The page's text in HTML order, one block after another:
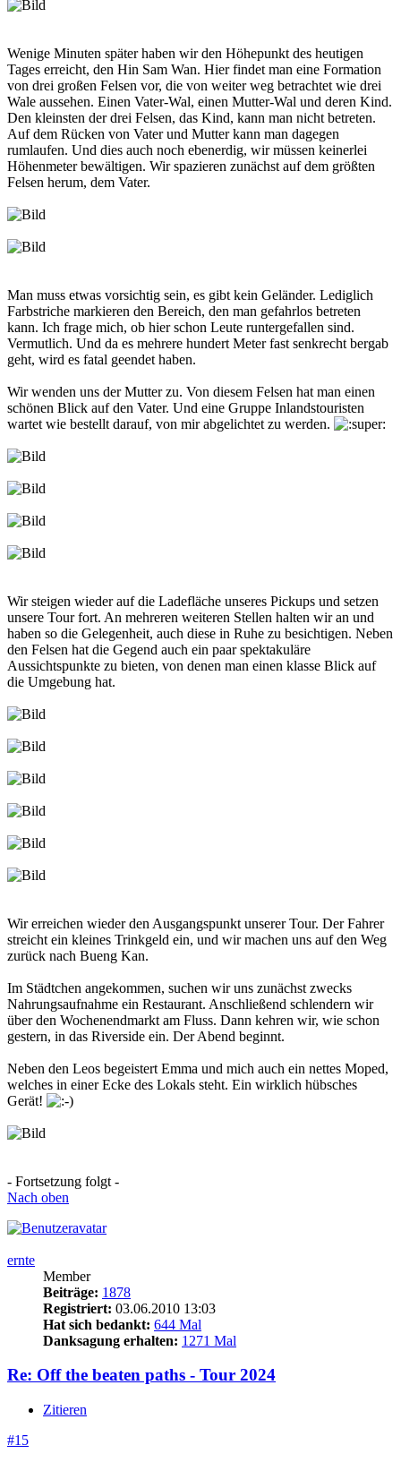
Wenige Minuten später haben wir den Höhepunkt des heutigen
Tages erreicht, den Hin Sam Wan. Hier findet man eine Formation
von drei großen Felsen vor, die von weiter weg betrachtet wie drei
Wale aussehen. Einen Vater-Wal, einen Mutter-Wal und deren Kind.
Den kleinsten der drei Felsen, das Kind, kann man nicht betreten.
Auf dem Rücken von Vater und Mutter kann man dagegen
rumlaufen. Und dies auch noch ebenerdig, wir müssen keinerlei
Höhenmeter bewältigen. Wir spazieren zunächst auf dem größten
Felsen herum, dem Vater.
Man muss etwas vorsichtig sein, es gibt kein Geländer. Lediglich
Farbstriche markieren den Bereich, den man gefahrlos betreten
kann. Ich frage mich, ob hier schon Leute runtergefallen sind.
Vermutlich. Und da es mehrere hundert Meter fast senkrecht bergab
geht, wird es fatal geendet haben.
Wir wenden uns der Mutter zu. Von diesem Felsen hat man einen
schönen Blick auf den Vater. Und eine Gruppe Inlandstouristen
wartet wie bestellt darauf, von mir abgelichtet zu werden.
Wir steigen wieder auf die Ladefläche unseres Pickups und setzen
unsere Tour fort. An mehreren weiteren Stellen halten wir an und
haben so die Gelegenheit, auch diese in Ruhe zu besichtigen. Neben
den Felsen hat die Gegend auch ein paar spektakuläre
Aussichtspunkte zu bieten, von denen man einen klasse Blick auf
die Umgebung hat.
Wir erreichen wieder den Ausgangspunkt unserer Tour. Der Fahrer
streicht ein kleines Trinkgeld ein, und wir machen uns auf den Weg
zurück nach Bueng Kan.
Im Städtchen angekommen, suchen wir uns zunächst zwecks
Nahrungsaufnahme ein Restaurant. Anschließend schlendern wir
über den Wochenendmarkt am Fluss. Dann kehren wir, wie schon
gestern, in das Riverside ein. Der Abend beginnt.
Neben den Leos begeistert Emma und mich auch ein nettes Moped,
welches in einer Ecke des Lokals steht. Ein wirklich hübsches
Gerät!
- Fortsetzung folgt -
Nach oben
ernte
Member
Beiträge: 1878
Registriert: 03.06.2010 13:03
Hat sich bedankt: 644 Mal
Danksagung erhalten: 1271 Mal
Re: Off the beaten paths - Tour 2024
Zitieren
#15